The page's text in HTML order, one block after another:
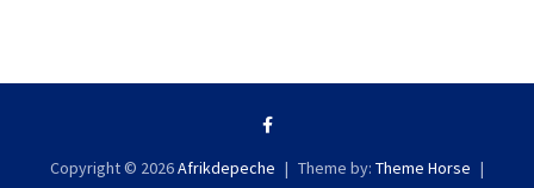
Copyright © 2026Afrikdepeche Theme by: Theme Horse